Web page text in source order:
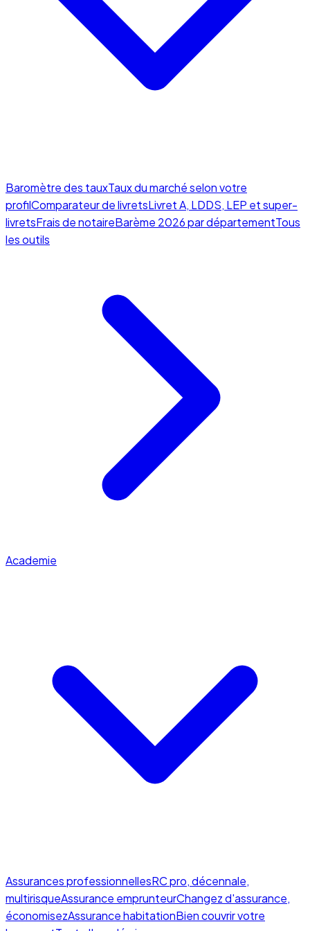
Baromètre des tauxTaux du marché selon votre
profilComparateur de livretsLivret A, LDDS, LEP et super-
livretsFrais de notaireBarème 2026 par départementTous
les outils
Academie
Assurances professionnellesRC pro, décennale,
multirisqueAssurance emprunteurChangez d'assurance,
économisezAssurance habitationBien couvrir votre